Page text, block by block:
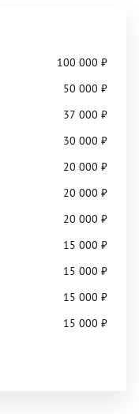
100 000 ₽
50 000 ₽
37 000 ₽
30 000 ₽
20 000 ₽
20 000 ₽
20 000 ₽
15 000 ₽
15 000 ₽
15 000 ₽
15 000 ₽